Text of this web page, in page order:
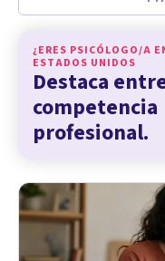
¿ERES PSICÓLOGO/A
ESTADOS UNIDOS
Destaca
competencia
profesional.